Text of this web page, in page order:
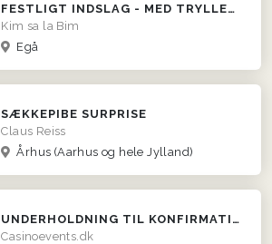
FESTLIGT INDSLAG - MED TRYLLEKUNSTNEREN KIM SA LA BIM!
Kim sa la Bim
Egå
SÆKKEPIBE SURPRISE
Claus Reiss
Århus (Aarhus og hele Jylland)
UNDERHOLDNING TIL KONFIRMATION - LEJ ET CASINO!
Casinoevents.dk